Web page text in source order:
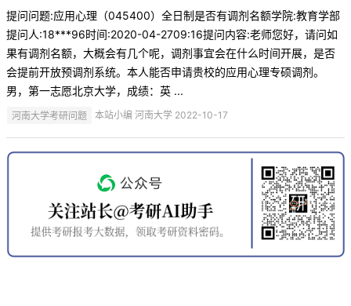
提问问题:应用心理（045400）全日制是否有调剂名额学院:教育学部
提问人:18***96时间:2020-04-2709:16提问内容:老师您好，请问如
果有调剂名额，大概会有几个呢，调剂事宜会在什么时间开展，是否
会提前开放预调剂系统。本人能否申请贵校的应用心理专硕调剂。
男，第一志愿北京大学，成绩：英 ...
河南大学考研问题 本站小编 河南大学 2022-10-17